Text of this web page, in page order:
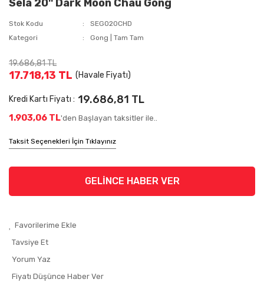
Sela 20'' Dark Moon Chau Gong
Stok Kodu
SEGO20CHD
Kategori
Gong | Tam Tam
19.686,81 TL
17.718,13 TL (Havale Fiyatı)
Kredi Kartı Fiyatı : 19.686,81 TL
1.903,06 TL'den Başlayan taksitler ile..
Taksit Seçenekleri İçin Tıklayınız
GELİNCE HABER VER
Tavsiye Et
Yorum Yaz
Fiyatı Düşünce Haber Ver